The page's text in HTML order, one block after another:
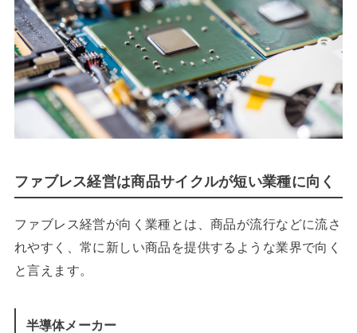
ファブレス経営は商品サイクルが短い業種に向く
ファブレス経営が向く業種とは、商品が流行などに流さ
れやすく、常に新しい商品を提供するような業界で向く
と言えます。
半導体メーカー